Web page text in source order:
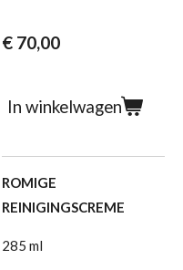
€ 70,00
In winkelwagen
ROMIGE
REINIGINGSCREME
285 ml